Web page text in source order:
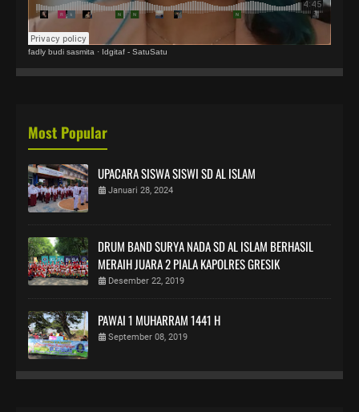
fadly budi sasmita · Idgitaf - SatuSatu
Most Popular
UPACARA SISWA SISWI SD AL ISLAM
Januari 28, 2024
DRUM BAND SURYA NADA SD AL ISLAM BERHASIL
MERAIH JUARA 2 PIALA KAPOLRES GRESIK
Desember 22, 2019
PAWAI 1 MUHARRAM 1441 H
September 08, 2019